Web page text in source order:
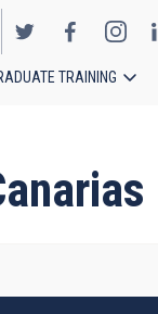
TRAINING